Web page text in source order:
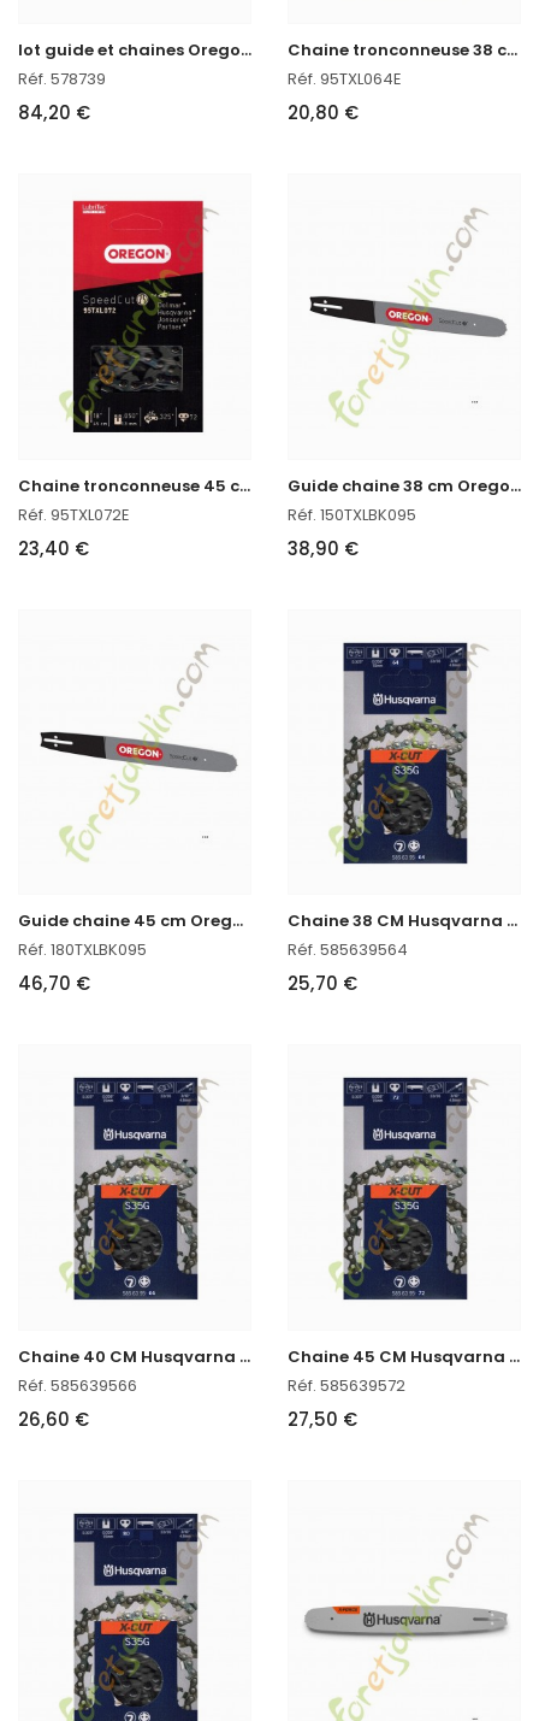
l
ot guide et chaines Oregon réf : 578739 en stock
Réf. 578739
84,20 €
C
haine tronconneuse 38 cm Oregon ref : 95TXL064E
Réf. 95TXL064E
20,80 €
C
haine tronconneuse 45 cm réf : Oregon 95TXL072E
Réf. 95TXL072E
23,40 €
G
uide chaine 38 cm Oregon réf : 150TXLBK095 en stock
Réf. 150TXLBK095
38,90 €
G
uide chaine 45 cm Oregon réf : 180TXLBK095 en stock
Réf. 180TXLBK095
46,70 €
C
haine 38 CM Husqvarna 585639564 en stock
Réf. 585639564
25,70 €
C
haine 40 CM Husqvarna 585639566 en stock
Réf. 585639566
26,60 €
C
haine 45 CM Husqvarna 585639572
Réf. 585639572
27,50 €